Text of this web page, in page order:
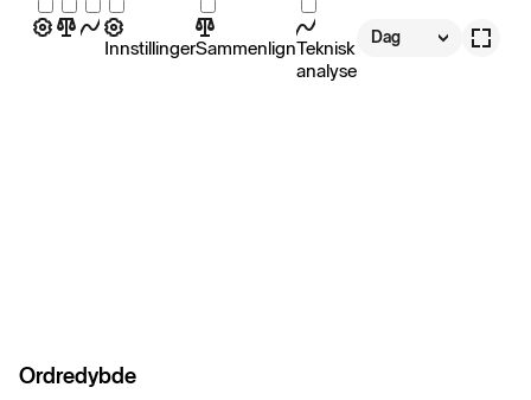
InnstillingerSammenlignTeknisk
analyse
Dag
Ordredybde